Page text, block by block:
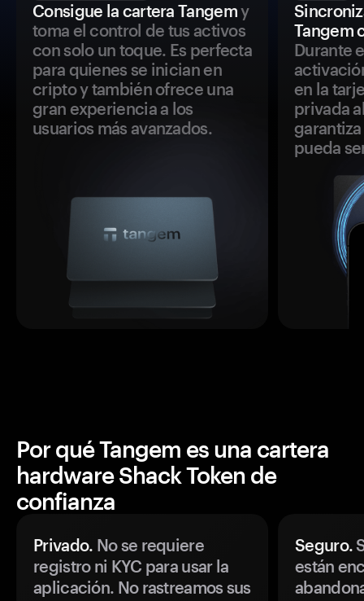
Consigue la cartera Tangemy
toma el control de tus activos
con solo un toque. Es perfecta
para quienes se inician en
cripto y también ofrece una
gran experiencia a los
usuarios más avanzados.
Tangem
Durante
en la
privada
pueda
Por qué Tangem es una cartera
hardware Shack Token de
confianza
Privado. No se requiere
registro ni KYC para usar la
aplicación. No rastreamos sus
Seguro.
están